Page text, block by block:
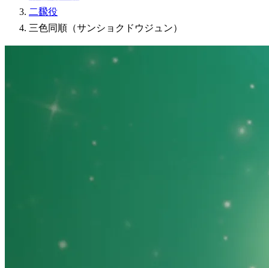
二飜役
三色同順（サンショクドウジュン）